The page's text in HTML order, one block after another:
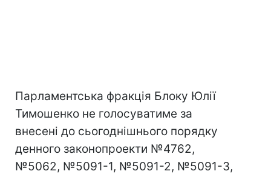
Парламентська фракція Блоку Юлії
Тимошенко не голосуватиме за
внесені до сьогоднішнього порядку
денного законопроекти №4762,
№5062, №5091-1, №5091-2, №5091-3,